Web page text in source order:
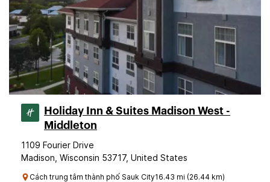
Holiday Inn & Suites Madison West -
Middleton
1109 Fourier Drive
Madison, Wisconsin 53717, United States
Cách trung tâm thành phố Sauk City16.43 mi (26.44 km)